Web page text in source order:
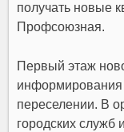
получать новые
Профсоюзная.
Первый этаж
информирования
переселении. В
городских служб